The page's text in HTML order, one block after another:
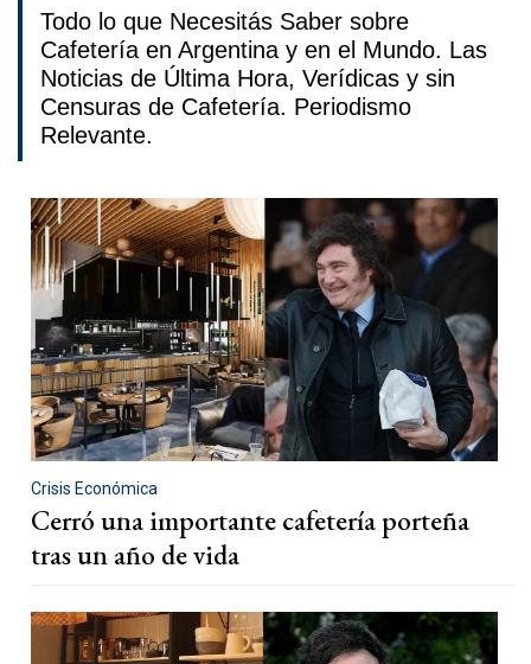
Todo lo que Necesitás Saber sobre
Cafetería en Argentina y en el Mundo. Las
Noticias de Última Hora, Verídicas y sin
Censuras de Cafetería. Periodismo
Relevante.
Crisis Económica
Cerró una importante cafetería porteña
tras un año de vida